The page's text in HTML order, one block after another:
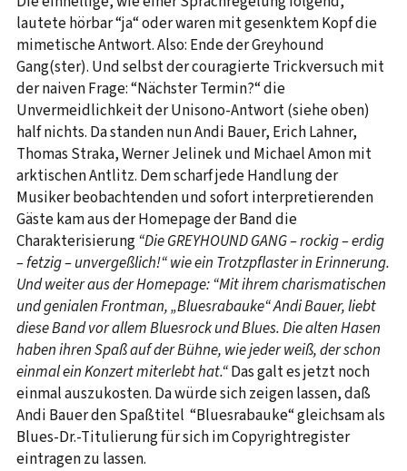
lautete hörbar “ja“ oder waren mit gesenktem Kopf die
mimetische Antwort. Also: Ende der Greyhound
Gang(ster). Und selbst der couragierte Trickversuch mit
der naiven Frage: “Nächster Termin?“ die
Unvermeidlichkeit der Unisono-Antwort (siehe oben)
half nichts. Da standen nun Andi Bauer, Erich Lahner,
Thomas Straka, Werner Jelinek und Michael Amon mit
arktischen Antlitz. Dem scharf jede Handlung der
Musiker beobachtenden und sofort interpretierenden
Gäste kam aus der Homepage der Band die
Charakterisierung “Die GREYHOUND GANG – rockig – erdig
– fetzig – unvergeßlich!“ wie ein Trotzpflaster in Erinnerung.
Und weiter aus der Homepage: “Mit ihrem charismatischen
und genialen Frontman, „Bluesrabauke“ Andi Bauer, liebt
diese Band vor allem Bluesrock und Blues. Die alten Hasen
haben ihren Spaß auf der Bühne, wie jeder weiß, der schon
einmal ein Konzert miterlebt hat.“Das galt es jetzt noch
einmal auszukosten. Da würde sich zeigen lassen, daß
Andi Bauer den Spaßtitel “Bluesrabauke“ gleichsam als
Blues-Dr.-Titulierung für sich im Copyrightregister
eintragen zu lassen.